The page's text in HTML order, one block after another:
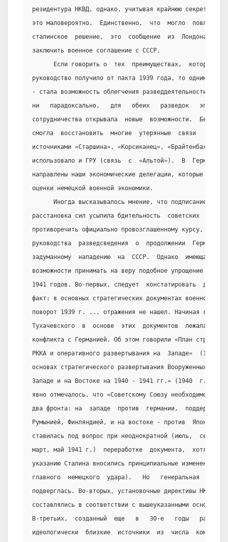
резидентура НКВД, однако, учитывая крайнюю
это маловероятно.  Единственно,  что  могло
сталинское  решение,  это  сообщение  из  Лондона  о
заключить военное соглашение с СССР.
Если говорить о  тех  преимуществах,  которые
руководство получило от пакта 1939 года, то одним из
- стала возможность облегчения разведдеятельности
ни   парадоксально,   для   обеих   разведок   эпоха
сотрудничества открывала  новые  возможности.
смогла  восстановить  многие  утерянные  связи   (к
источниками «Старшина», «Корсиканец», «Брайтенбах»);
использовало и ГРУ (связь  с  «Альтой»).  В  Германию
направлены наши экономические делегации, которые
оценки немецкой военной экономики.
Иногда высказывалось мнение, что подписание
расстановка сил усыпила бдительность  советских
противоречить официально провозглашенному курсу,  не
руководства  разведсведения  о  продолжении
задуманному  нападению  на  СССР.  Однако  имеющаяся
возможности принимать на веру подобное упрощение
1941 годов. Во-первых, следует  констатировать
факт: в основных стратегических документах военного
поворот 1939 г. ... отражения не нашел. Начиная с
Тухачевского  в  основе  этих  документов  лежала
конфликта с Германией. Об этом говорили «План
РККА и оперативного развертывания на  Западе»  (1935
основах стратегического развертывания Вооруженных
Западе и на Востоке на 1940 - 1941 гг.» (1940  г.).  В
явно отмечалось, что «Советскому Союзу необходимо
два фронта: на  западе  против  германии,
Румынией, Финляндией, и на востоке - против  Японии».
ставилась под вопрос при неоднократной (июль,
март, май 1941 г.)  переработке  документа,  хотя  в
указанию Сталина вносились принципиальные изменения
главного  немецкого  удара).   Но   генеральная
подверглась. Во-вторых, установочные директивы НКВД и
составлялись в соответствии с вышеуказанными
В-третьих,  созданный  еще   в   30-е   годы
идеологически  близкие  источники  из  числа